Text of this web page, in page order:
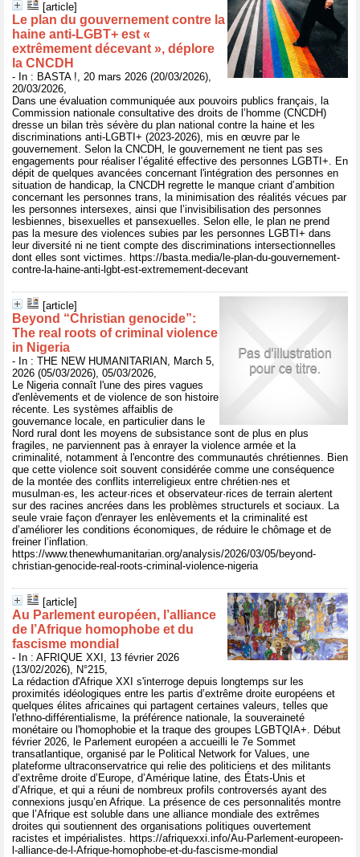
[article]
Le plan du gouvernement contre la
haine anti-LGBT+ est «
extrêmement décevant », déplore
la CNCDH
- In : BASTA !, 20 mars 2026 (20/03/2026),
20/03/2026,
Dans une évaluation communiquée aux pouvoirs publics français, la
Commission nationale consultative des droits de l’homme (CNCDH)
dresse un bilan très sévère du plan national contre la haine et les
discriminations anti-LGBTI+ (2023-2026), mis en œuvre par le
gouvernement. Selon la CNCDH, le gouvernement ne tient pas ses
engagements pour réaliser l’égalité effective des personnes LGBTI+. En
dépit de quelques avancées concernant l'intégration des personnes en
situation de handicap, la CNCDH regrette le manque criant d’ambition
concernant les personnes trans, la minimisation des réalités vécues par
les personnes intersexes, ainsi que l’invisibilisation des personnes
lesbiennes, bisexuelles et pansexuelles. Selon elle, le plan ne prend
pas la mesure des violences subies par les personnes LGBTI+ dans
leur diversité ni ne tient compte des discriminations intersectionnelles
dont elles sont victimes. https://basta.media/le-plan-du-gouvernement-
contre-la-haine-anti-lgbt-est-extremement-decevant
[article]
Beyond “Christian genocide”:
The real roots of criminal violence
in Nigeria
- In : THE NEW HUMANITARIAN, March 5,
2026 (05/03/2026), 05/03/2026,
Le Nigeria connaît l'une des pires vagues
d'enlèvements et de violence de son histoire
récente. Les systèmes affaiblis de
gouvernance locale, en particulier dans le
Nord rural dont les moyens de subsistance sont de plus en plus
fragiles, ne parviennent pas à enrayer la violence armée et la
criminalité, notamment à l'encontre des communautés chrétiennes. Bien
que cette violence soit souvent considérée comme une conséquence
de la montée des conflits interreligieux entre chrétien·nes et
musulman·es, les acteur·rices et observateur·rices de terrain alertent
sur des racines ancrées dans les problèmes structurels et sociaux. La
seule vraie façon d'enrayer les enlèvements et la criminalité est
d’améliorer les conditions économiques, de réduire le chômage et de
freiner l’inflation.
https://www.thenewhumanitarian.org/analysis/2026/03/05/beyond-
christian-genocide-real-roots-criminal-violence-nigeria
[article]
Au Parlement européen, l’alliance
de l’Afrique homophobe et du
fascisme mondial
- In : AFRIQUE XXI, 13 février 2026
(13/02/2026), N°215,
La rédaction d'Afrique XXI s'interroge depuis longtemps sur les
proximités idéologiques entre les partis d’extrême droite européens et
quelques élites africaines qui partagent certaines valeurs, telles que
l'ethno-différentialisme, la préférence nationale, la souveraineté
monétaire ou l'homophobie et la traque des groupes LGBTQIA+. Début
février 2026, le Parlement européen a accueilli le 7e Sommet
transatlantique, organisé par le Political Network for Values, une
plateforme ultraconservatrice qui relie des politiciens et des militants
d’extrême droite d’Europe, d’Amérique latine, des États-Unis et
d’Afrique, et qui a réuni de nombreux profils controversés ayant des
connexions jusqu’en Afrique. La présence de ces personnalités montre
que l’Afrique est soluble dans une alliance mondiale des extrêmes
droites qui soutiennent des organisations politiques ouvertement
racistes et impérialistes. https://afriquexxi.info/Au-Parlement-europeen-
l-alliance-de-l-Afrique-homophobe-et-du-fascisme-mondial